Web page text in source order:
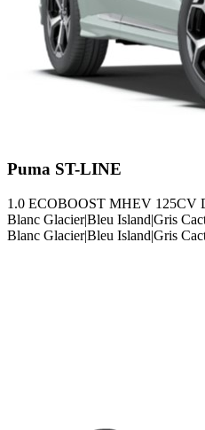
Puma ST-LINE
1.0 ECOBOOST MHEV 125CV
Blanc Glacier|Bleu Island|Gris
Blanc Glacier|Bleu Island|Gris